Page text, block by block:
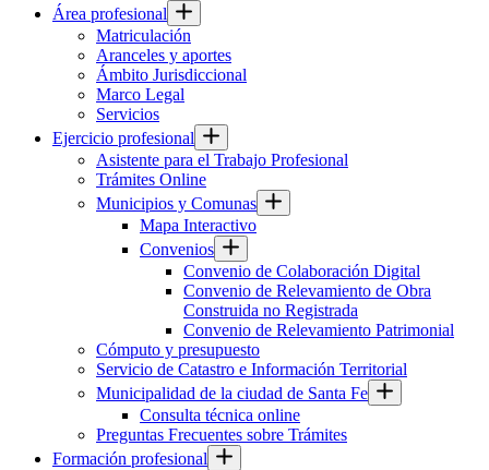
Área profesional
Matriculación
Aranceles y aportes
Ámbito Jurisdiccional
Marco Legal
Servicios
Ejercicio profesional
Asistente para el Trabajo Profesional
Trámites Online
Municipios y Comunas
Mapa Interactivo
Convenios
Convenio de Colaboración Digital
Convenio de Relevamiento de Obra
Construida no Registrada
Convenio de Relevamiento Patrimonial
Cómputo y presupuesto
Servicio de Catastro e Información Territorial
Municipalidad de la ciudad de Santa Fe
Consulta técnica online
Preguntas Frecuentes sobre Trámites
Formación profesional